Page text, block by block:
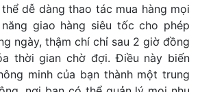
dễ dàng thao tác mua hàng mọi
giao hàng siêu tốc cho phép
ngày, thậm chí chỉ sau 2 giờ đồng
thời gian chờ đợi. Điều này biến
minh của bạn thành một trung